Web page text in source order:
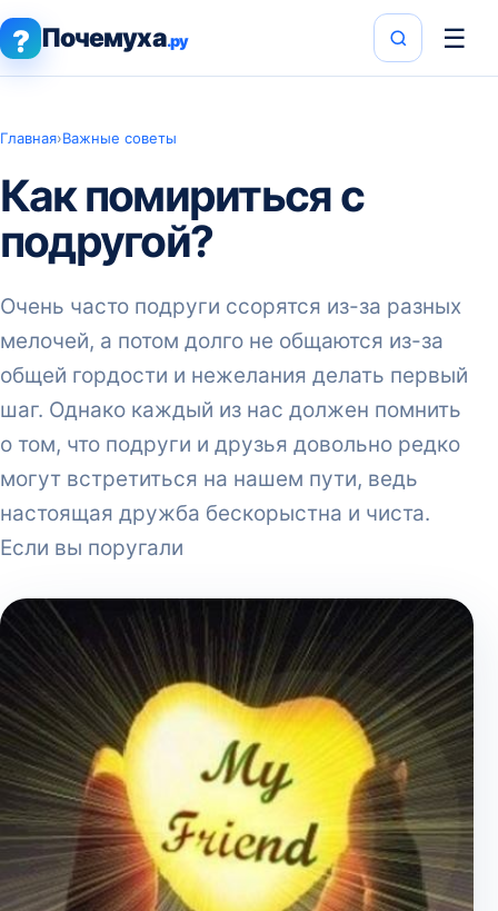
? Почемуха.ру ☰
Главная›Важные советы
Как помириться с
подругой?
Очень часто подруги ссорятся из-за разных
мелочей, а потом долго не общаются из-за
общей гордости и нежелания делать первый
шаг. Однако каждый из нас должен помнить
о том, что подруги и друзья довольно редко
могут встретиться на нашем пути, ведь
настоящая дружба бескорыстна и чиста.
Если вы поругали